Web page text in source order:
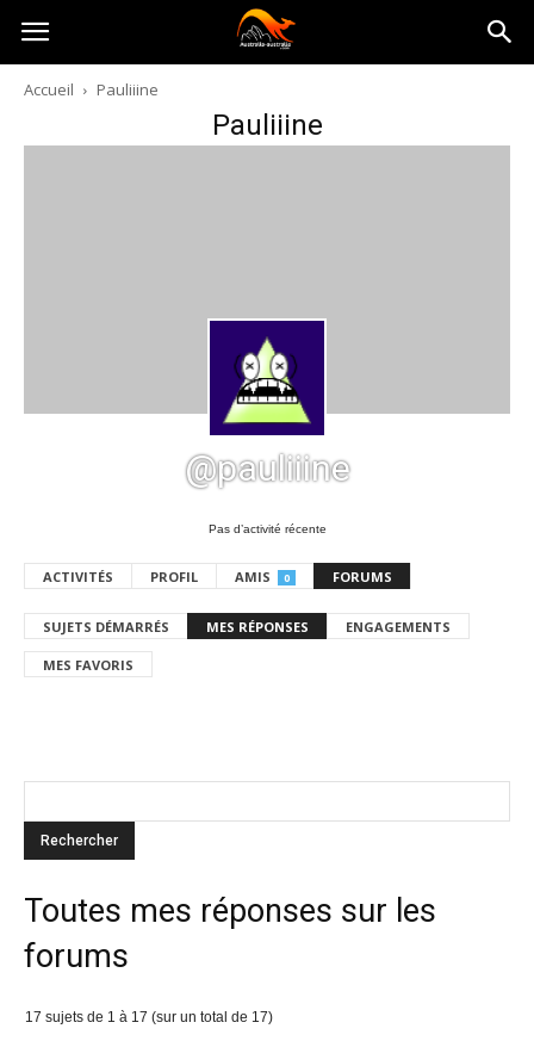
Australia-
australie.com
Accueil Pauliiine
Pauliiine
@pauliiine
Pas d’activité récente
ACTIVITÉS PROFIL AMIS 0 FORUMS
SUJETS DÉMARRÉS MES RÉPONSES ENGAGEMENTS
MES FAVORIS
Toutes mes réponses sur les
forums
17 sujets de 1 à 17 (sur un total de 17)